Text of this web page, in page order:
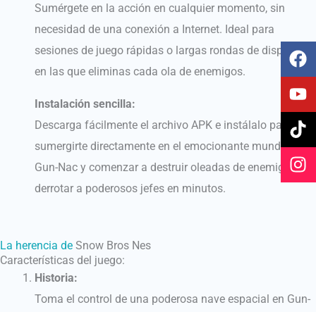
Sumérgete en la acción en cualquier momento, sin
necesidad de una conexión a Internet. Ideal para
sesiones de juego rápidas o largas rondas de disparos
en las que eliminas cada ola de enemigos.
Instalación sencilla:
Descarga fácilmente el archivo APK e instálalo para
sumergirte directamente en el emocionante mundo de
Gun-Nac y comenzar a destruir oleadas de enemigos y
derrotar a poderosos jefes en minutos.
La herencia de Snow Bros Nes
Características del juego:
Historia:
Toma el control de una poderosa nave espacial en Gun-
F
a
c
e
b
o
o
k
Y
o
u
t
u
b
e
T
i
k
t
o
k
I
n
s
t
a
g
r
a